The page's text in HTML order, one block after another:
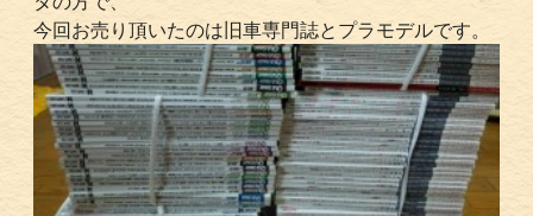
今回お売り頂いたのは旧車専門誌とプラモデルです。